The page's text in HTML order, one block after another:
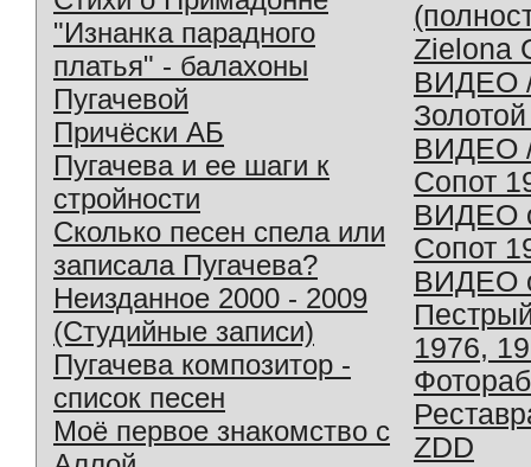
"Изнанка парадного
платья" - балахоны
Пугачевой
Причёски АБ
Пугачева и ее шаги к
стройности
Сколько песен спела или
записала Пугачева?
Неизданное 2000 - 2009
(Студийные записи)
Пугачева композитор -
список песен
Моё первое знакомство с
Zielona
ВИДЕО
ВИДЕО
Сопот
ВИДЕО
Сопот
ВИДЕО
1976,
ZDD